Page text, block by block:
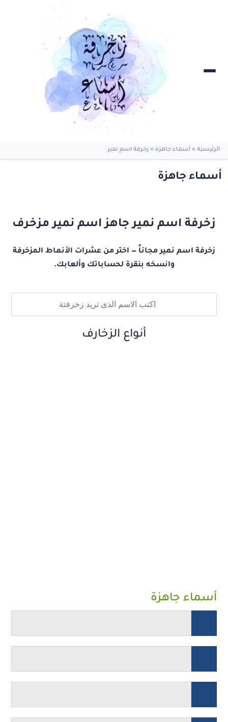
الرئيسية » أسماء جاهزة » زخرفة اسم نمير
أسماء جاهزة
زخرفة اسم نمير جاهز اسم نمير مزخرف
زخرفة اسم نمير مجاناً — اختر من عشرات الأنماط المزخرفة
وانسخه بنقرة لحساباتك وألعابك.
أنواع الزخارف
أسماء جاهزة